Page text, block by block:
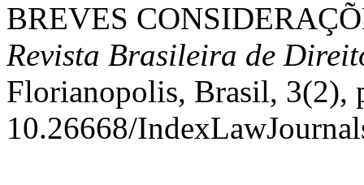
BREVES
Revista Brasileira de
Florianopolis, Brasil, 3(2),
10.26668/